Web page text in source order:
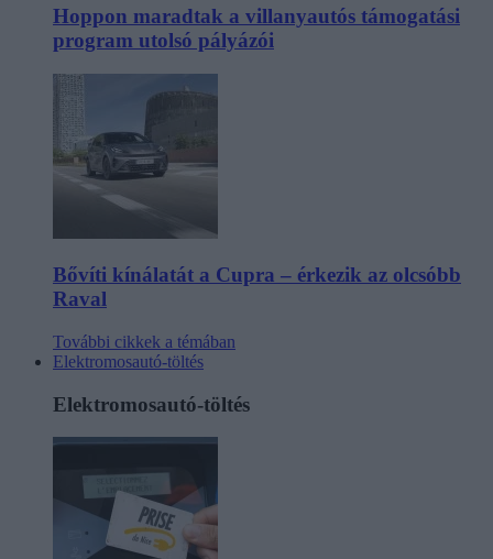
Hoppon maradtak a villanyautós támogatási
program utolsó pályázói
Bővíti kínálatát a Cupra – érkezik az olcsóbb
Raval
További cikkek a témában
Elektromosautó-töltés
Elektromosautó-töltés